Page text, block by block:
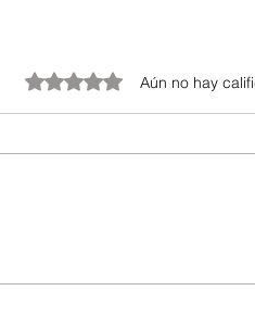
Obtuvo 0 de 5 estrellas.Aún no hay